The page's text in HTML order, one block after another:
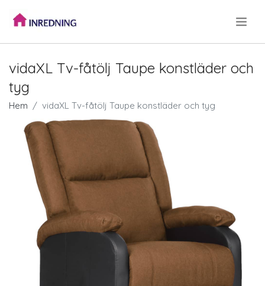
vidaXL Tv-fåtölj Taupe konstläder och
tyg
Hem vidaXL Tv-fåtölj Taupe konstläder och tyg